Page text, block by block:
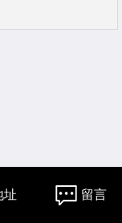
址 留言